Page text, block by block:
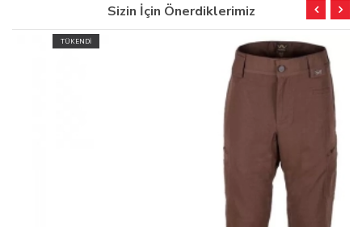
Sizin İçin Önerdiklerimiz